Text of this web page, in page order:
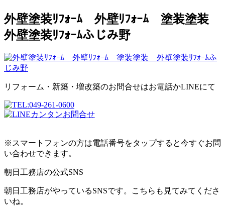
外壁塗装ﾘﾌｫｰﾑ 外壁ﾘﾌｫｰﾑ 塗装塗装
外壁塗装ﾘﾌｫｰﾑふじみ野
リフォーム・新築・増改築のお問合せはお電話かLINEにて
※スマートフォンの方は電話番号をタップすると今すぐお問
い合わせできます。
朝日工務店の公式SNS
朝日工務店がやっているSNSです。こちらも見てみてくださ
いね。